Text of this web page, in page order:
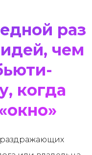
раз
чем
когда
раздражающих